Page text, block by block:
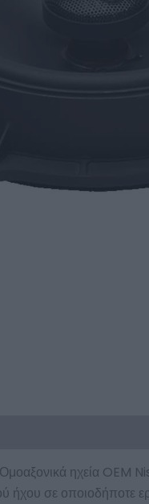
ηχεία OEM
ήχου σε οποιοδήποτε